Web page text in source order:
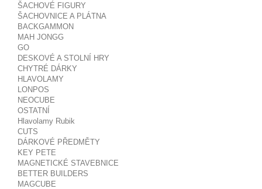
ŠACHOVÉ FIGURY
ŠACHOVNICE A PLÁTNA
BACKGAMMON
MAH JONGG
GO
DESKOVÉ A STOLNÍ HRY
CHYTRÉ DÁRKY
HLAVOLAMY
LONPOS
NEOCUBE
OSTATNÍ
Hlavolamy Rubik
CUTS
DÁRKOVÉ PŘEDMĚTY
KEY PETE
MAGNETICKÉ STAVEBNICE
BETTER BUILDERS
MAGCUBE